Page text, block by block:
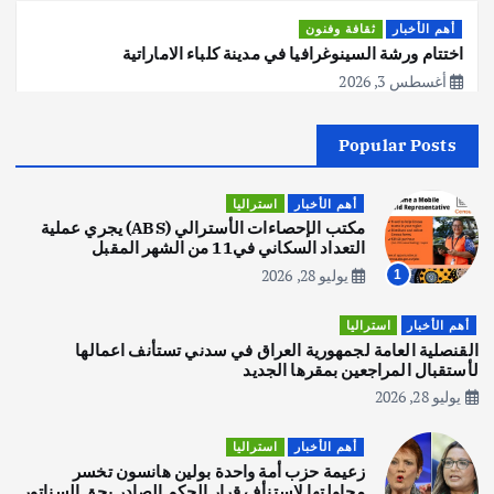
أهم الأخبار ثقافة وفنون
اختتام ورشة السينوغرافيا في مدينة كلباء الاماراتية
أغسطس 3, 2026
2
اصبح بطلاً لأستراليا بلعبة كمال الاجسام
يوليو 30, 2026
3
يوليو 30, 2026
المقبل
Popular Posts
1
أهم الأخبار استراليا
مكتب الإحصاءات الأسترالي (ABS) يجري عملية
التعداد السكاني في11 من الشهر المقبل
يوليو 28, 2026
أهم الأخبار استراليا
القنصلية العامة لجمهورية العراق في سدني تستأنف اعمالها
لأستقبال المراجعين بمقرها الجديد
يوليو 28, 2026
أهم الأخبار استراليا
زعيمة حزب أمة واحدة بولين هانسون تخسر